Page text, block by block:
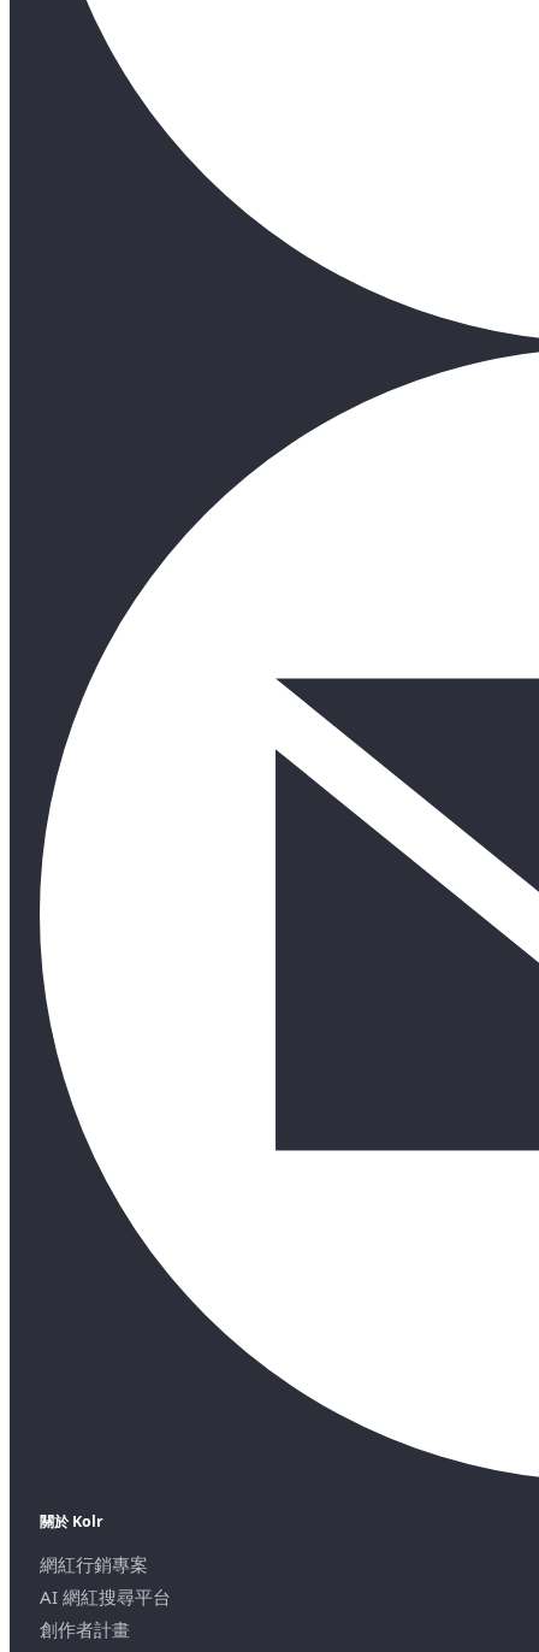
關於 Kolr
網紅行銷專案
AI 網紅搜尋平台
創作者計畫